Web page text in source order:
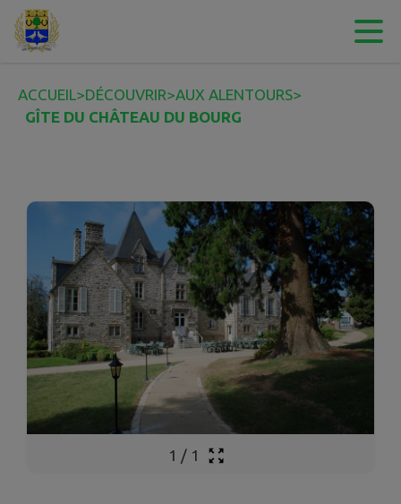
Contenu
ACCUEIL>DÉCOUVRIR>AUX ALENTOURS>
GÎTE DU CHÂTEAU DU BOURG
1 / 1